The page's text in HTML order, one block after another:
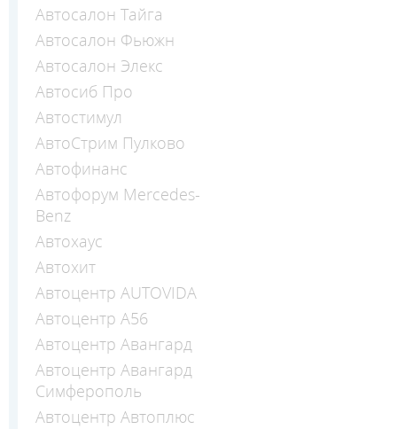
Автосалон Тайга
Автосалон Фьюжн
Автосалон Элекс
Автосиб Про
Автостимул
АвтоСтрим Пулково
Автофинанс
Автофорум Mercedes-
Benz
Автохаус
Автохит
Автоцентр AUTOVIDA
Автоцентр А56
Автоцентр Авангард
Автоцентр Авангард
Симферополь
Автоцентр Автоплюс